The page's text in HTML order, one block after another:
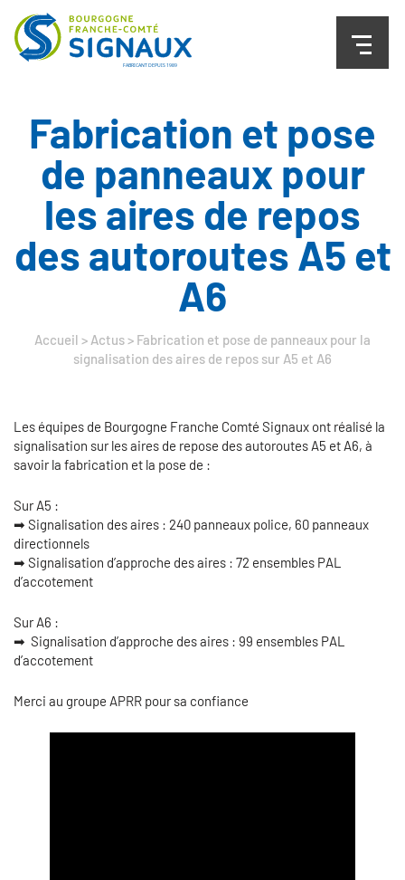
Fabrication et pose
de panneaux pour
les aires de repos
des autoroutes A5 et
A6
Accueil > Actus> Fabrication et pose de panneaux pour la
signalisation des aires de repos sur A5 et A6
Les équipes de Bourgogne Franche Comté Signaux ont réalisé la
signalisation sur les aires de repose des autoroutes A5 et A6, à
savoir la fabrication et la pose de :
Sur A5 :
➡ Signalisation des aires : 240 panneaux police, 60 panneaux
directionnels
➡ Signalisation d’approche des aires : 72 ensembles PAL
d’accotement
Sur A6 :
➡ Signalisation d’approche des aires : 99 ensembles PAL
d’accotement
Merci au groupe APRR pour sa confiance